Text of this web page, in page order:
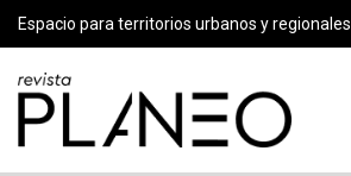
Espacio para territorios urbanos y regionales